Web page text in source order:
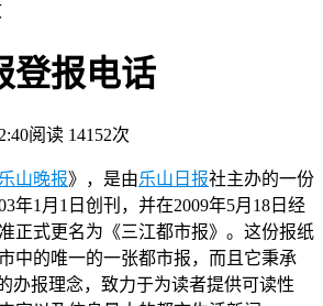
登报电话
阅读 14152次
乐山晚报》，是由乐山日报社主办的一份
年1月1日创刊，并在2009年5月18日经
正式更名为《三江都市报》。这份报纸
中的唯一的一张都市报，而且它秉承
办报理念，致力于为读者提供可读性